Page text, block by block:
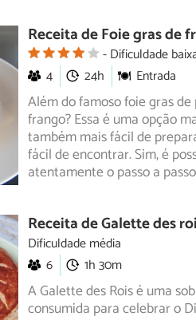
Receita de Foie gras de
Dificuldade
4
24h Entrada
Além do famoso foie gras
frango? Essa é uma opção
tambémmais fácil de
fácil de encontrar. Sim, é
atentamente o passo a
Receita de Galette des
Dificuldade média
6
1h 30m
A Galette des Rois é uma
consumida para celebrar o